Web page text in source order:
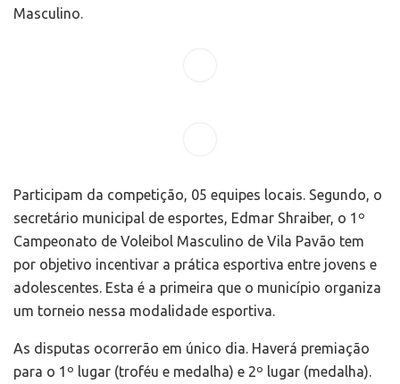
Masculino.
Participam da competição, 05 equipes locais. Segundo, o
secretário municipal de esportes, Edmar Shraiber, o 1º
Campeonato de Voleibol Masculino de Vila Pavão tem
por objetivo incentivar a prática esportiva entre jovens e
adolescentes. Esta é a primeira que o município organiza
um torneio nessa modalidade esportiva.
As disputas ocorrerão em único dia. Haverá premiação
para o 1º lugar (troféu e medalha) e 2º lugar (medalha).